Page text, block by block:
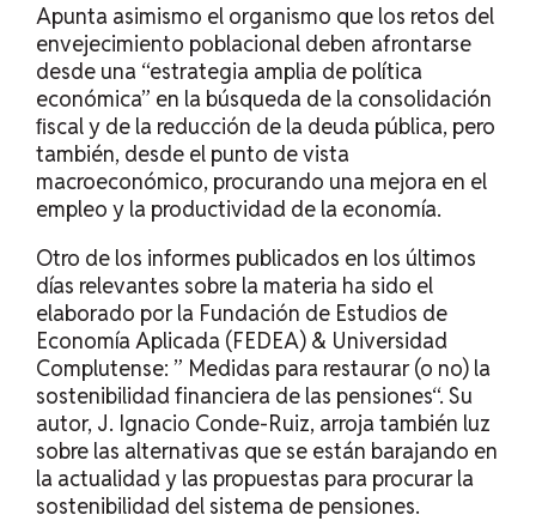
Apunta asimismo el organismo que los retos del
envejecimiento poblacional deben afrontarse
desde una “estrategia amplia de política
económica” en la búsqueda de la consolidación
ﬁscal y de la reducción de la deuda pública, pero
también, desde el punto de vista
macroeconómico, procurando una mejora en el
empleo y la productividad de la economía.
Otro de los informes publicados en los últimos
días relevantes sobre la materia ha sido el
elaborado por la Fundación de Estudios de
Economía Aplicada (FEDEA) & Universidad
Complutense: ” Medidas para restaurar (o no) la
sostenibilidad financiera de las pensiones“. Su
autor, J. Ignacio Conde-Ruiz, arroja también luz
sobre las alternativas que se están barajando en
la actualidad y las propuestas para procurar la
sostenibilidad del sistema de pensiones.